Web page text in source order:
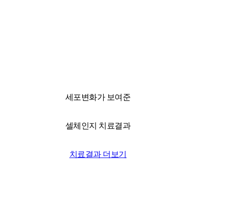
세포변화가 보여준
셀체인지 치료결과
치료결과 더보기